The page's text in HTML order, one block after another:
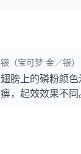
银（宝可梦 金／银）
翅膀上的磷粉颜
痹，起效效果不